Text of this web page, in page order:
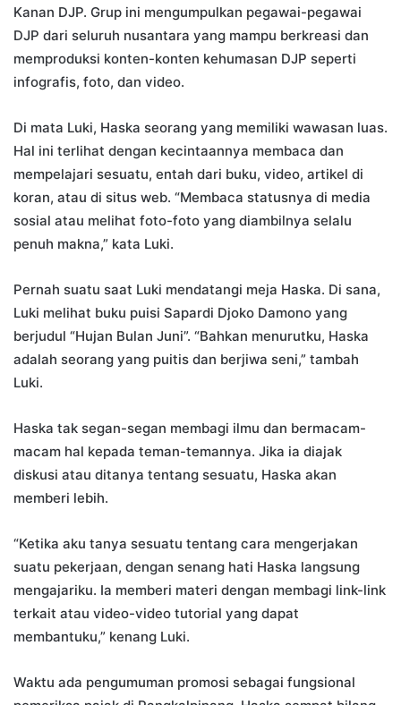
Kanan DJP. Grup ini mengumpulkan pegawai-pegawai
DJP dari seluruh nusantara yang mampu berkreasi dan
memproduksi konten-konten kehumasan DJP seperti
infografis, foto, dan video.
Di mata Luki, Haska seorang yang memiliki wawasan luas.
Hal ini terlihat dengan kecintaannya membaca dan
mempelajari sesuatu, entah dari buku, video, artikel di
koran, atau di situs web. “Membaca statusnya di media
sosial atau melihat foto-foto yang diambilnya selalu
penuh makna,” kata Luki.
Pernah suatu saat Luki mendatangi meja Haska. Di sana,
Luki melihat buku puisi Sapardi Djoko Damono yang
berjudul “Hujan Bulan Juni”. “Bahkan menurutku, Haska
adalah seorang yang puitis dan berjiwa seni,” tambah
Luki.
Haska tak segan-segan membagi ilmu dan bermacam-
macam hal kepada teman-temannya. Jika ia diajak
diskusi atau ditanya tentang sesuatu, Haska akan
memberi lebih.
“Ketika aku tanya sesuatu tentang cara mengerjakan
suatu pekerjaan, dengan senang hati Haska langsung
mengajariku. Ia memberi materi dengan membagi link-link
terkait atau video-video tutorial yang dapat
membantuku,” kenang Luki.
Waktu ada pengumuman promosi sebagai fungsional